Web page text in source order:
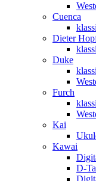
Cuenca
Dieter
Duke
Furch
Kai
Kawai
D-